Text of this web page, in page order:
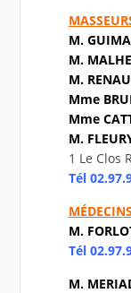
M.
M.
M.
Mme
Mme
M.
1 Le Clos
Tél
MÉDECINS
M.
Tél
M.